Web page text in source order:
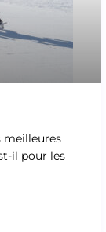
meilleures
il pour les